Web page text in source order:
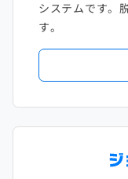
システムです。
す。